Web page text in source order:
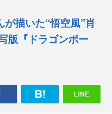
描いた“悟空風”肖
版『ドラゴンボー